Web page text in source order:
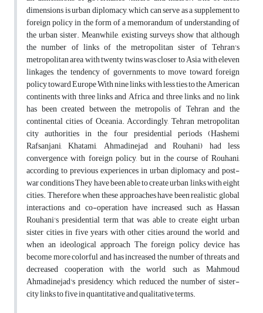
dimensions is urban diplomacy, which can serve as a supplement to
foreign policy in the form of a memorandum of understanding of
the urban sister. Meanwhile, existing surveys show that although
the number of links of the metropolitan sister of Tehran's
metropolitan area with twenty twins was closer to Asia with eleven
linkages, the tendency of governments to move toward foreign
policy toward Europe With nine links, with less ties to the American
continents with three links and Africa, and three links, and no link
has been created between the metropolis of Tehran and the
continental cities of Oceania. Accordingly, Tehran metropolitan
city authorities in the four presidential periods (Hashemi
Rafsanjani, Khatami, Ahmadinejad and Rouhani) had less
convergence with foreign policy, but in the course of Rouhani,
according to previous experiences in urban diplomacy and post-
war conditions They have been able to create urban links with eight
cities. Therefore, when these approaches have been realistic, global
interactions and co-operation have increased, such as Hassan
Rouhani's presidential term that was able to create eight urban
sister cities in five years with other cities around the world, and
when an ideological approach The foreign policy device has
become more colorful and has increased the number of threats and
decreased cooperation with the world, such as Mahmoud
Ahmadinejad's presidency, which reduced the number of sister-
city links to five in quantitative and qualitative terms.